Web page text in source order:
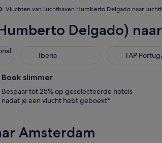
Vluchten van Luchthaven Humberto Delgado naar
Delgado)
Lines Iberia
Iberia TAP
TAP Portugal
Boek slimmer
Bespaar tot 25% op geselecteerde hotels
nadat je een vlucht hebt geboekt*
Amsterdam